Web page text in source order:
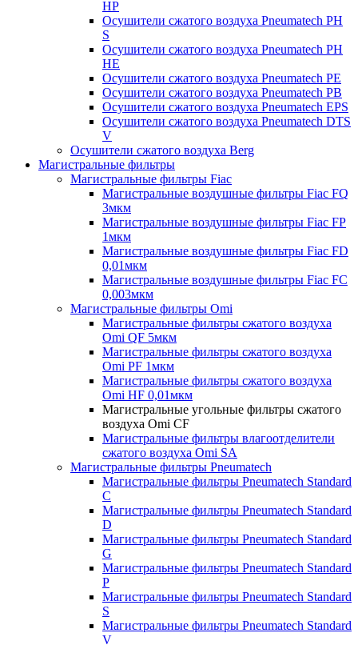
HP
Осушители сжатого воздуха Pneumatech PH
S
Осушители сжатого воздуха Pneumatech PH
HE
Осушители сжатого воздуха Pneumatech PE
Осушители сжатого воздуха Pneumatech PB
Осушители сжатого воздуха Pneumatech EPS
Осушители сжатого воздуха Pneumatech DTS
V
Осушители сжатого воздуха Berg
Магистральные фильтры
Магистральные фильтры Fiac
Магистральные воздушные фильтры Fiac FQ
3мкм
Магистральные воздушные фильтры Fiac FP
1мкм
Магистральные воздушные фильтры Fiac FD
0,01мкм
Магистральные воздушные фильтры Fiac FC
0,003мкм
Магистральные фильтры Omi
Магистральные фильтры сжатого воздуха
Omi QF 5мкм
Магистральные фильтры сжатого воздуха
Omi PF 1мкм
Магистральные фильтры сжатого воздуха
Omi HF 0,01мкм
Магистральные угольные фильтры сжатого
воздуха Omi CF
Магистральные фильтры влагоотделители
сжатого воздуха Omi SA
Магистральные фильтры Pneumatech
Магистральные фильтры Pneumatech Standard
C
Магистральные фильтры Pneumatech Standard
D
Магистральные фильтры Pneumatech Standard
G
Магистральные фильтры Pneumatech Standard
P
Магистральные фильтры Pneumatech Standard
S
Магистральные фильтры Pneumatech Standard
V